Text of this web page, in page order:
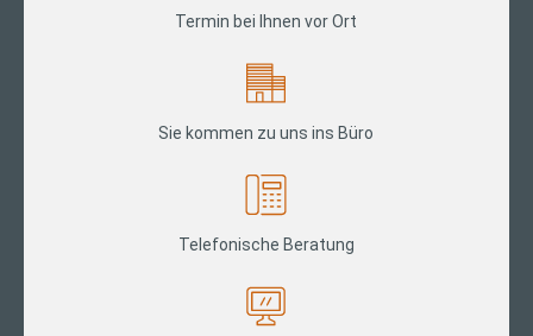
Termin bei Ihnen vor Ort
Sie kommen zu uns ins Büro
Telefonische Beratung